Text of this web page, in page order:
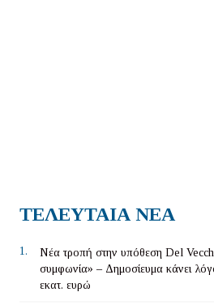
ΤΕΛΕΥΤΑΙΑ ΝΕΑ
1.
Νέα τροπή στην υπόθεση Del
συμφωνία» – Δημοσίευμα κάνει
εκατ. ευρώ